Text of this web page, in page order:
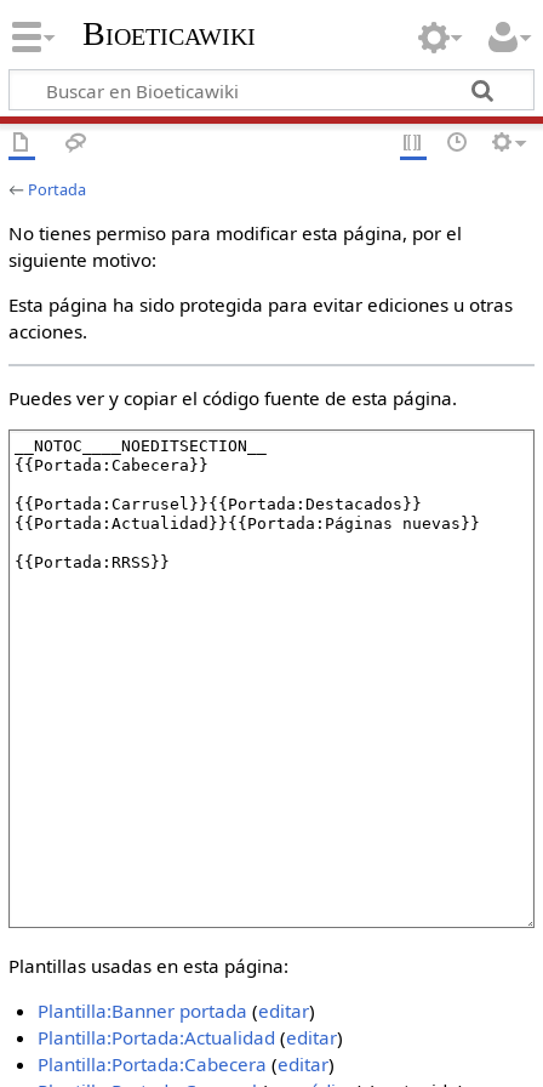
Bioeticawiki
← Portada
No tienes permiso para modificar esta página, por el
siguiente motivo:
Esta página ha sido protegida para evitar ediciones u otras
acciones.
Puedes ver y copiar el código fuente de esta página.
Plantillas usadas en esta página:
Plantilla:Banner portada (editar)
Plantilla:Portada:Actualidad (editar)
Plantilla:Portada:Cabecera (editar)